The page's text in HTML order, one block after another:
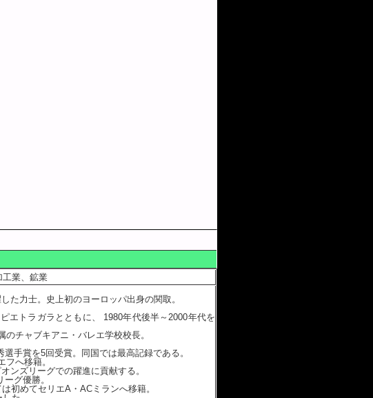
工業、鉱業
た力士。史上初のヨーロッパ出身の関取。
エトラガラとともに、 1980年代後半～2000年代を
チャブキアニ・バレエ学校校長。
手賞を5回受賞。同国では最高記録である。
へ移籍。
ンズリーグでの躍進に貢献する。
グ優勝。
初めてセリエA・ACミランへ移籍。